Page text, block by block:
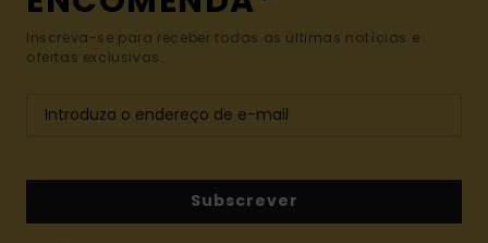
Inscreva-se para receber todas as últimas notícias e
ofertas exclusivas.
Subscrever